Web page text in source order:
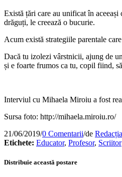
Există țări care au unificat în
drăguți, le creează o bucurie.
Acum există strategiile parentale
Dacă tu izolezi vârstnicii, ajung de
și e foarte frumos ca tu, copil fiind,
Interviul cu Mihaela Miroiu a fost
Sursa foto: http://mihaela.miroiu.ro/
21/06/2019/0 Comentarii/de
Etichete: Educator, Profesor, Scriitor
Distribuie această postare